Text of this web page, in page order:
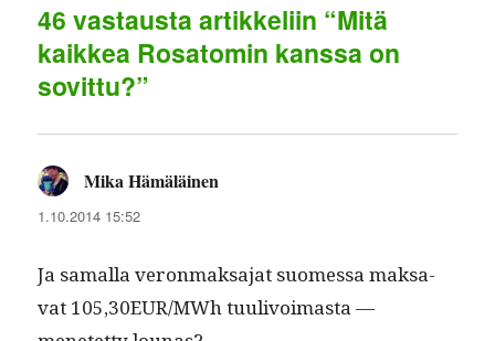
46 vastausta artikkeliin “Mitä
kaikkea Rosatomin kanssa on
sovittu?”
Mika Hämäläinen
1.10.2014 15:52
Ja samal­la veron­mak­sa­jat suomes­sa mak­sa­
vat 105,30EUR/MWh tuulivoimas­ta —